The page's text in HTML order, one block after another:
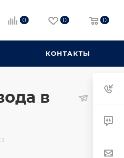
0 0 0
КОНТАКТЫ
в